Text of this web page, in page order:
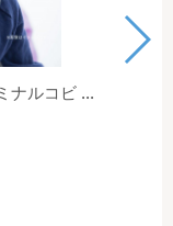
ナルコビ ...